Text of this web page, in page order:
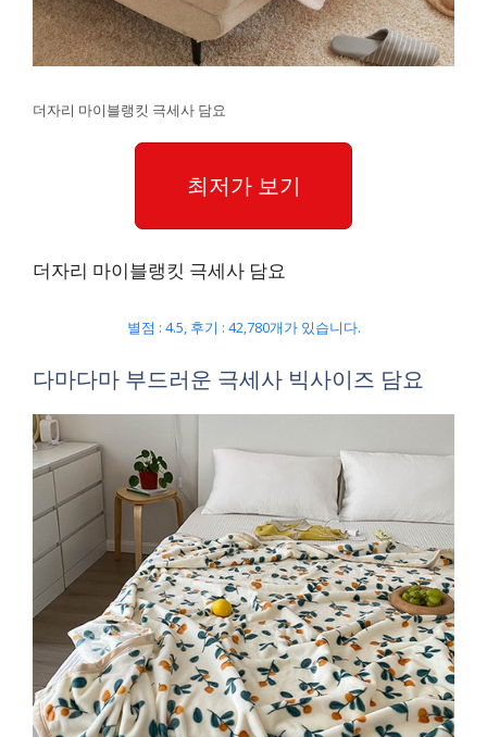
더자리 마이블랭킷 극세사 담요
최저가 보기
더자리 마이블랭킷 극세사 담요
별점 : 4.5, 후기 : 42,780개가 있습니다.
다마다마 부드러운 극세사 빅사이즈 담요